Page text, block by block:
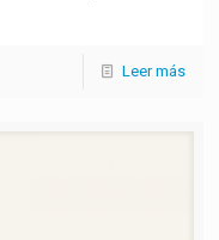
Leer más